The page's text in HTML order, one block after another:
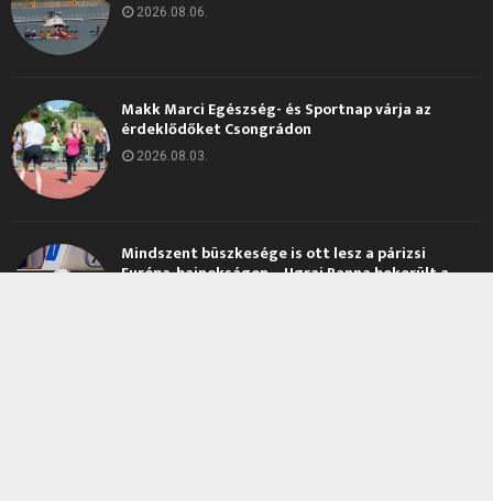
2026.08.06.
Makk Marci Egészség- és Sportnap várja az
érdeklődőket Csongrádon
2026.08.03.
Mindszent büszkesége is ott lesz a párizsi
Európa-bajnokságon – Ugrai Panna bekerült a